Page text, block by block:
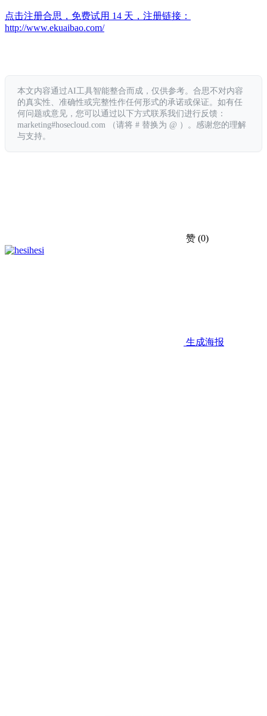
点击注册合思，免费试用 14 天，注册链接：
http://www.ekuaibao.com/
本文内容通过AI工具智能整合而成，仅供参考。合思不对内容
的真实性、准确性或完整性作任何形式的承诺或保证。如有任
何问题或意见，您可以通过以下方式联系我们进行反馈：
marketing#hosecloud.com （请将 # 替换为 @ ）。感谢您的理解
与支持。
赞 (0)
hesi
生成海报